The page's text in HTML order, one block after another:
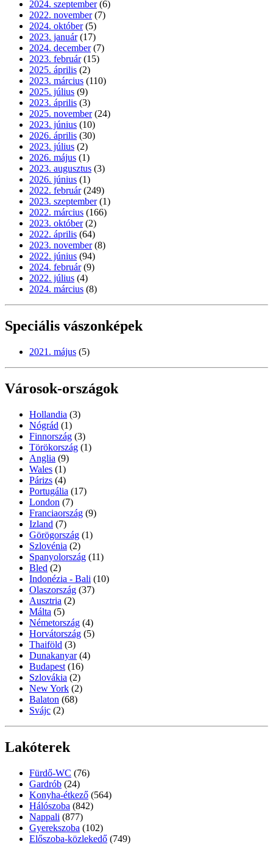
2024. szeptember (6)
2022. november (7)
2024. október (5)
2023. január (17)
2024. december (7)
2023. február (15)
2025. április (2)
2023. március (110)
2025. július (9)
2023. április (3)
2025. november (24)
2023. június (10)
2026. április (30)
2023. július (2)
2026. május (1)
2023. augusztus (3)
2026. június (1)
2022. február (249)
2023. szeptember (1)
2022. március (166)
2023. október (2)
2022. április (64)
2023. november (8)
2022. június (94)
2024. február (9)
2022. július (4)
2024. március (8)
Speciális vászonképek
2021. május (5)
Városok-országok
Hollandia (3)
Nógrád (1)
Finnország (3)
Törökország (1)
Anglia (9)
Wales (1)
Párizs (4)
Portugália (17)
London (7)
Franciaország (9)
Izland (7)
Görögország (1)
Szlovénia (2)
Spanyolország (11)
Bled (2)
Indonézia - Bali (10)
Olaszország (37)
Ausztria (2)
Málta (5)
Németország (4)
Horvátország (5)
Thaiföld (3)
Dunakanyar (4)
Budapest (16)
Szlovákia (2)
New York (2)
Balaton (68)
Svájc (2)
Lakóterek
Fürdő-WC (76)
Gardrób (24)
Konyha-étkező (564)
Hálószoba (842)
Nappali (877)
Gyerekszoba (102)
Előszoba-közlekedő (749)